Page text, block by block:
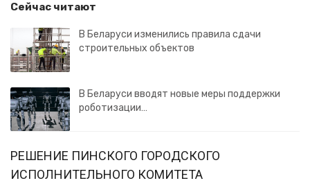
Сейчас читают
В Беларуси изменились правила сдачи
строительных объектов
В Беларуси вводят новые меры поддержки
роботизации…
РЕШЕНИЕ ПИНСКОГО ГОРОДСКОГО
ИСПОЛНИТЕЛЬНОГО КОМИТЕТА